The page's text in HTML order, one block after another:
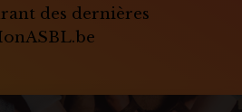
des dernières